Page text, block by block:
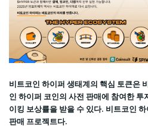
비트코인 하이퍼 생태계의 핵심 토큰은
인 하이퍼 코인의 사전 판매에 참여한 투
이킹 보상률을 받을 수 있다. 비트코인
판매 프로젝트다.